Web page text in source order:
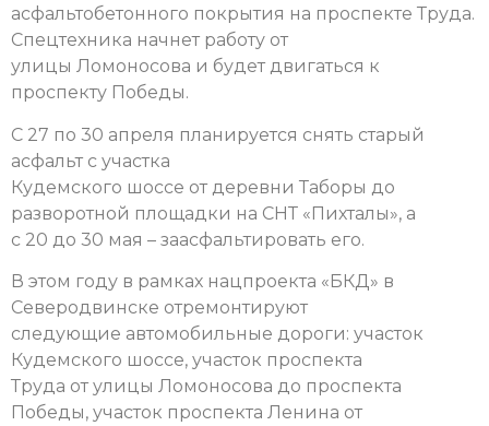
асфальтобетонного покрытия на проспекте Труда.
Спецтехника начнет работу от
улицы Ломоносова и будет двигаться к
проспекту Победы.
С 27 по 30 апреля планируется снять старый
асфальт с участка
Кудемского шоссе от деревни Таборы до
разворотной площадки на СНТ «Пихталы», а
с 20 до 30 мая – заасфальтировать его.
В этом году в рамках нацпроекта «БКД» в
Северодвинске отремонтируют
следующие автомобильные дороги: участок
Кудемского шоссе, участок проспекта
Труда от улицы Ломоносова до проспекта
Победы, участок проспекта Ленина от